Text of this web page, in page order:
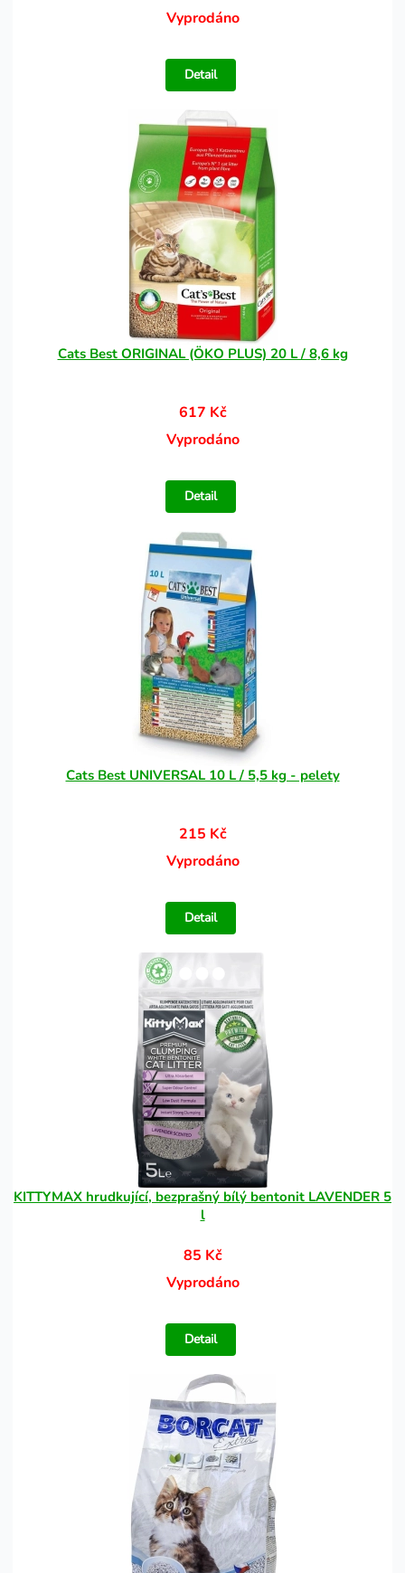
Vyprodáno
Detail
Cats Best ORIGINAL (ÖKO PLUS) 20 L / 8,6 kg
617 Kč
Vyprodáno
Detail
Cats Best UNIVERSAL 10 L / 5,5 kg - pelety
215 Kč
Vyprodáno
Detail
KITTYMAX hrudkující, bezprašný bílý bentonit LAVENDER 5
l
85 Kč
Vyprodáno
Detail